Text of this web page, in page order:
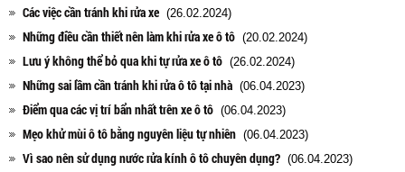
Các việc cần tránh khi rửa xe (26.02.2024)
Những điều cần thiết nên làm khi rửa xe ô tô (20.02.2024)
Lưu ý không thể bỏ qua khi tự rửa xe ô tô (26.02.2024)
Những sai lầm cần tránh khi rửa ô tô tại nhà (06.04.2023)
Điểm qua các vị trí bẩn nhất trên xe ô tô (06.04.2023)
Mẹo khử mùi ô tô bằng nguyên liệu tự nhiên (06.04.2023)
Vì sao nên sử dụng nước rửa kính ô tô chuyên dụng? (06.04.2023)